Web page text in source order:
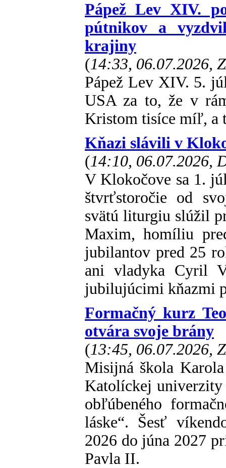
Pápež Lev XIV.
pútnikov a
krajiny
(14:33, 06.07.2026,
Pápež Lev XIV. 5.
USA za to, že v
Kristom tisíce míľ, a
Kňazi slávili v
(14:10, 06.07.2026,
V Klokočove sa 1.
štvrťstoročie od
svätú liturgiu slúžil
Maxim, homíliu
jubilantov pred 25
ani vladyka Cyril
jubilujúcimi kňazmi
Formačný kurz
otvára svoje brány
(13:45, 06.07.2026,
Misijná škola
Katolíckej
obľúbeného
láske“. Šesť
2026 do júna 2027
Pavla II.